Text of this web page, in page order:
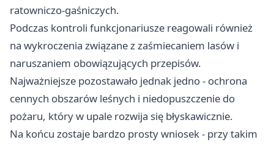
ratowniczo-gaśniczych.
Podczas kontroli funkcjonariusze reagowali również
na wykroczenia związane z zaśmiecaniem lasów i
naruszaniem obowiązujących przepisów.
Najważniejsze pozostawało jednak jedno - ochrona
cennych obszarów leśnych i niedopuszczenie do
pożaru, który w upale rozwija się błyskawicznie.
Na końcu zostaje bardzo prosty wniosek - przy takim